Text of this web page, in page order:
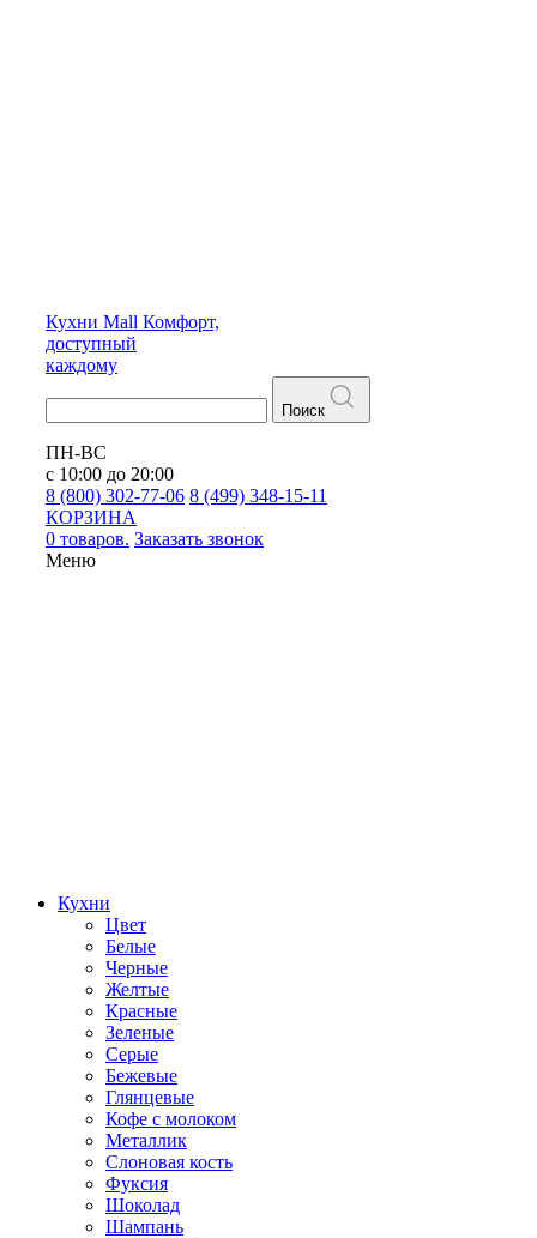
Кухни Mall Комфорт,
доступный
каждому
Поиск
ПН-ВС
с 10:00 до 20:00
8 (800) 302-77-06 8 (499) 348-15-11
КОРЗИНА
0 товаров. Заказать звонок
Меню
Кухни
Цвет
Белые
Черные
Желтые
Красные
Зеленые
Серые
Бежевые
Глянцевые
Кофе с молоком
Металлик
Слоновая кость
Фуксия
Шоколад
Шампань